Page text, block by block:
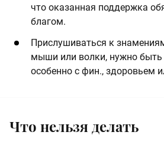
что оказанная поддержка
благом.
Прислушиваться к
мыши или волки, нужно
особенно с фин., здоровьем
Что нельзя делать